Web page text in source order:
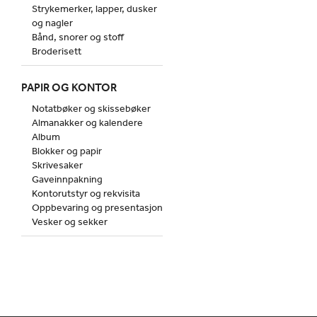
Strykemerker, lapper, dusker
og nagler
Bånd, snorer og stoff
Broderisett
PAPIR OG KONTOR
Notatbøker og skissebøker
Almanakker og kalendere
Album
Blokker og papir
Skrivesaker
Gaveinnpakning
Kontorutstyr og rekvisita
Oppbevaring og presentasjon
Vesker og sekker